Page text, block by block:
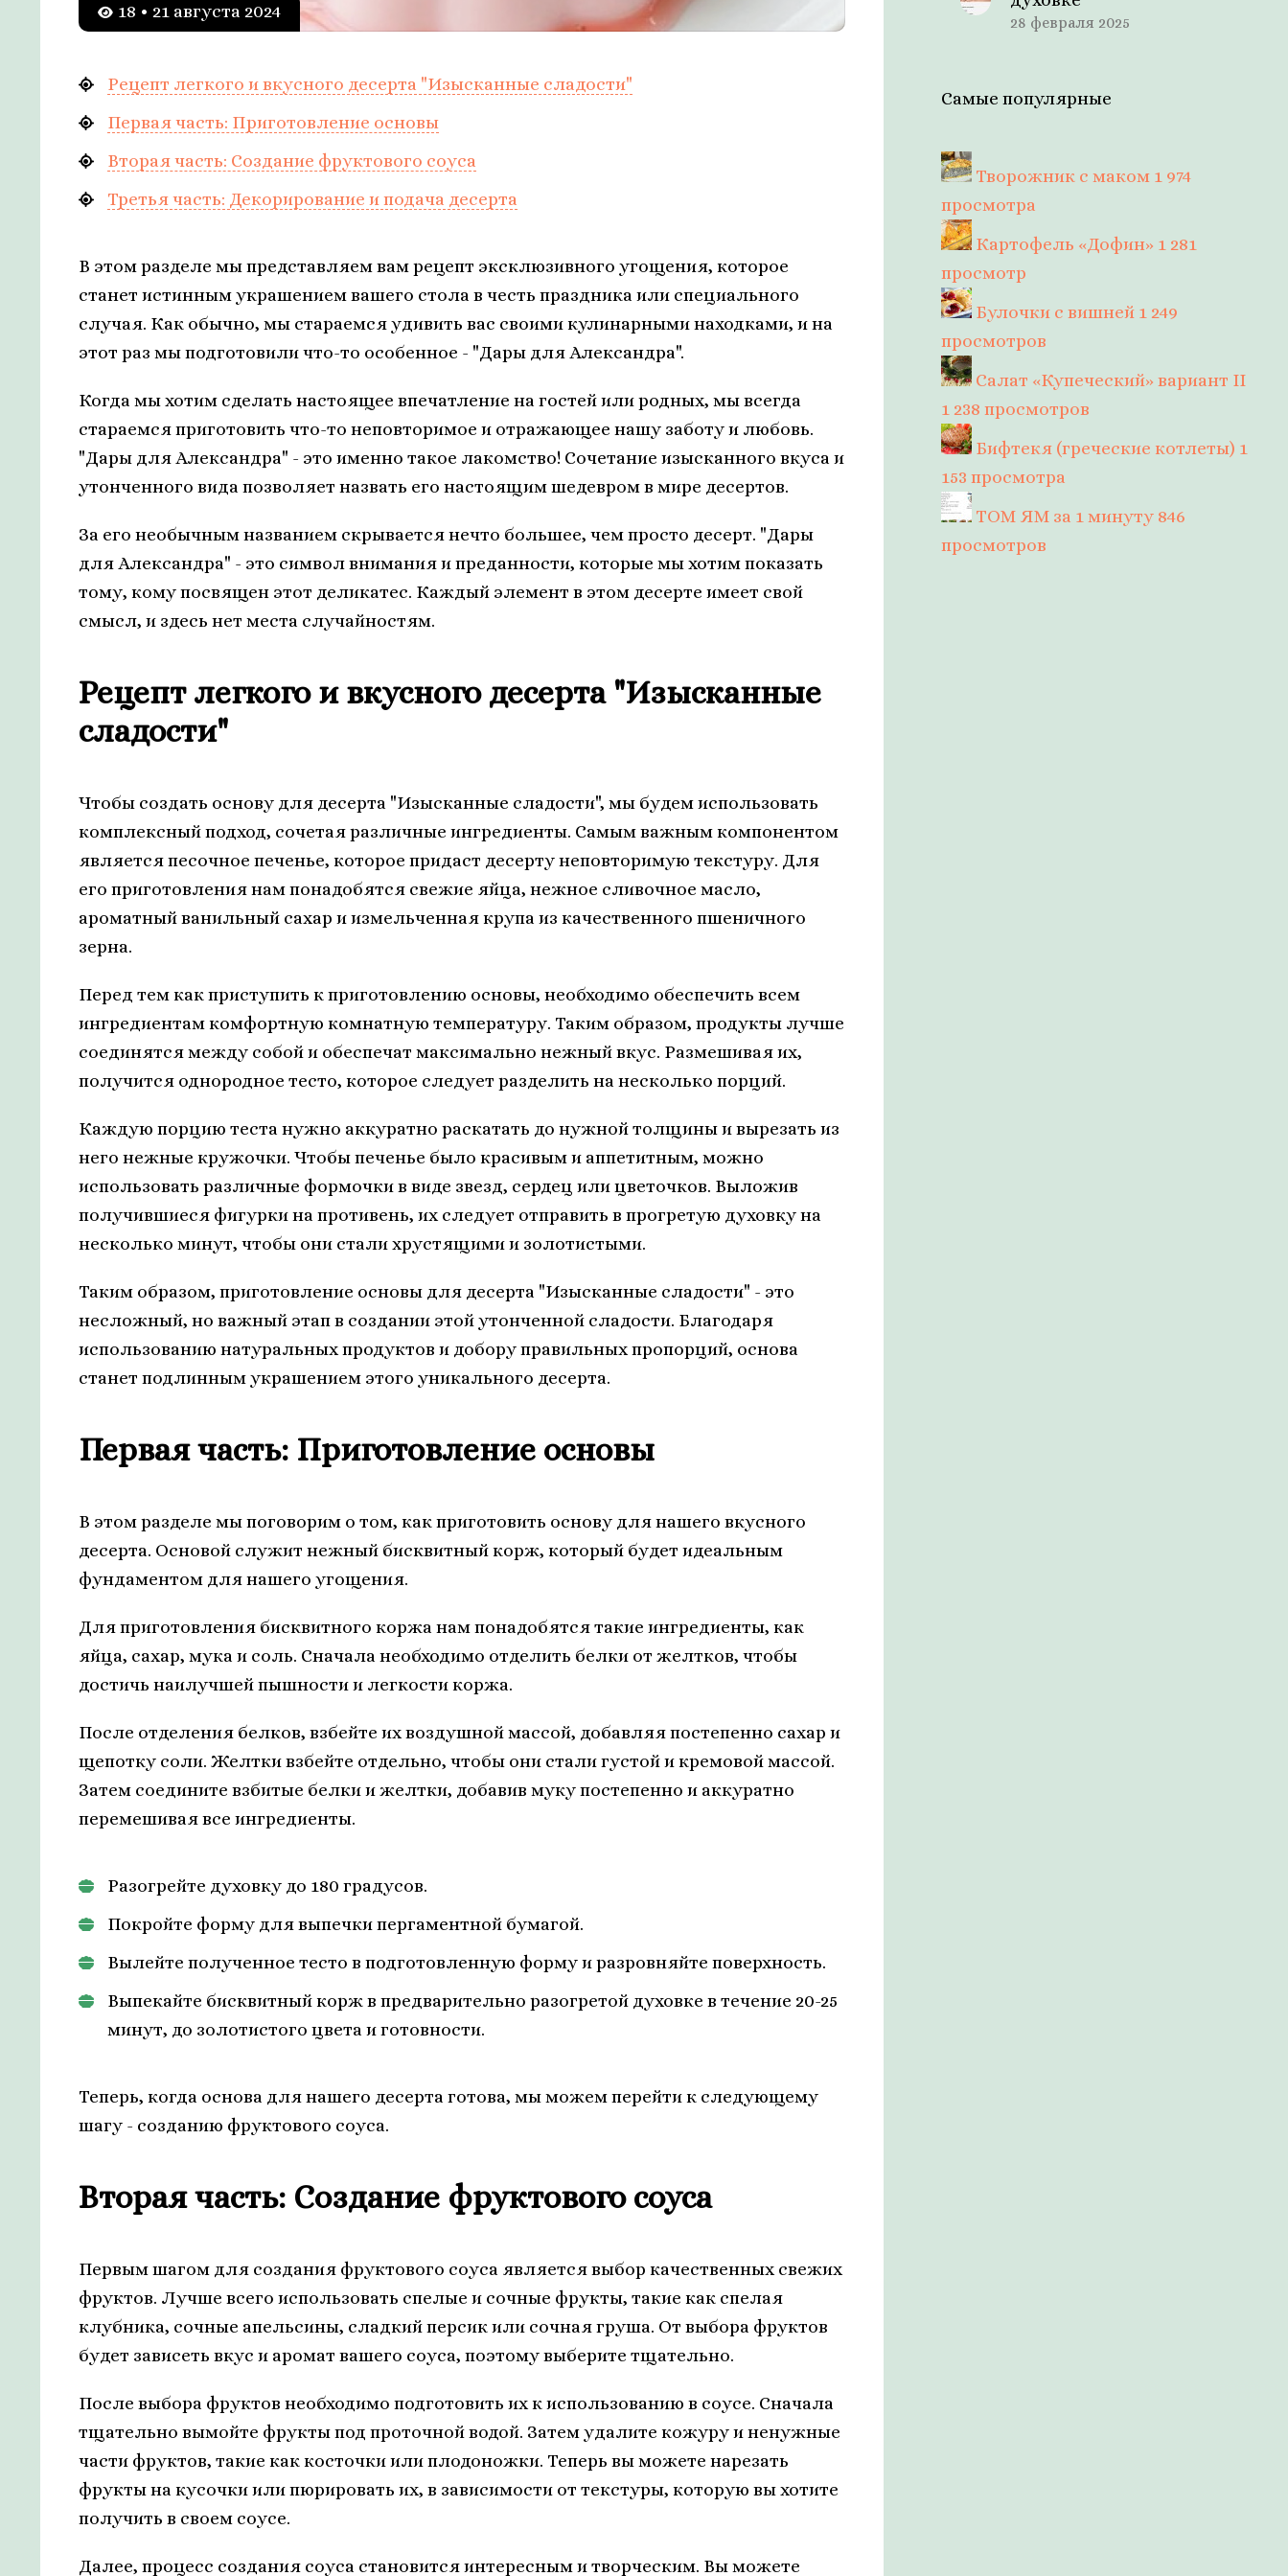
18 • 21 августа 2024
Рецепт легкого и вкусного десерта "Изысканные сладости"
Первая часть: Приготовление основы
Вторая часть: Создание фруктового соуса
Третья часть: Декорирование и подача десерта
В этом разделе мы представляем вам рецепт эксклюзивного угощения, которое
станет истинным украшением вашего стола в честь праздника или специального
случая. Как обычно, мы стараемся удивить вас своими кулинарными находками, и на
этот раз мы подготовили что-то особенное - "Дары для Александра".
Когда мы хотим сделать настоящее впечатление на гостей или родных, мы всегда
стараемся приготовить что-то неповторимое и отражающее нашу заботу и любовь.
"Дары для Александра" - это именно такое лакомство! Сочетание изысканного вкуса и
утонченного вида позволяет назвать его настоящим шедевром в мире десертов.
За его необычным названием скрывается нечто большее, чем просто десерт. "Дары
для Александра" - это символ внимания и преданности, которые мы хотим показать
тому, кому посвящен этот деликатес. Каждый элемент в этом десерте имеет свой
смысл, и здесь нет места случайностям.
Рецепт легкого и вкусного десерта "Изысканные
сладости"
Чтобы создать основу для десерта "Изысканные сладости", мы будем использовать
комплексный подход, сочетая различные ингредиенты. Самым важным компонентом
является песочное печенье, которое придаст десерту неповторимую текстуру. Для
его приготовления нам понадобятся свежие яйца, нежное сливочное масло,
ароматный ванильный сахар и измельченная крупа из качественного пшеничного
зерна.
Перед тем как приступить к приготовлению основы, необходимо обеспечить всем
ингредиентам комфортную комнатную температуру. Таким образом, продукты лучше
соединятся между собой и обеспечат максимально нежный вкус. Размешивая их,
получится однородное тесто, которое следует разделить на несколько порций.
Каждую порцию теста нужно аккуратно раскатать до нужной толщины и вырезать из
него нежные кружочки. Чтобы печенье было красивым и аппетитным, можно
использовать различные формочки в виде звезд, сердец или цветочков. Выложив
получившиеся фигурки на противень, их следует отправить в прогретую духовку на
несколько минут, чтобы они стали хрустящими и золотистыми.
Таким образом, приготовление основы для десерта "Изысканные сладости" - это
несложный, но важный этап в создании этой утонченной сладости. Благодаря
использованию натуральных продуктов и добору правильных пропорций, основа
станет подлинным украшением этого уникального десерта.
Первая часть: Приготовление основы
В этом разделе мы поговорим о том, как приготовить основу для нашего вкусного
десерта. Основой служит нежный бисквитный корж, который будет идеальным
фундаментом для нашего угощения.
Для приготовления бисквитного коржа нам понадобятся такие ингредиенты, как
яйца, сахар, мука и соль. Сначала необходимо отделить белки от желтков, чтобы
достичь наилучшей пышности и легкости коржа.
После отделения белков, взбейте их воздушной массой, добавляя постепенно сахар и
щепотку соли. Желтки взбейте отдельно, чтобы они стали густой и кремовой массой.
Затем соедините взбитые белки и желтки, добавив муку постепенно и аккуратно
перемешивая все ингредиенты.
Разогрейте духовку до 180 градусов.
Покройте форму для выпечки пергаментной бумагой.
Вылейте полученное тесто в подготовленную форму и разровняйте поверхность.
Выпекайте бисквитный корж в предварительно разогретой духовке в течение 20-25
минут, до золотистого цвета и готовности.
Теперь, когда основа для нашего десерта готова, мы можем перейти к следующему
шагу - созданию фруктового соуса.
Вторая часть: Создание фруктового соуса
Первым шагом для создания фруктового соуса является выбор качественных свежих
фруктов. Лучше всего использовать спелые и сочные фрукты, такие как спелая
клубника, сочные апельсины, сладкий персик или сочная груша. От выбора фруктов
будет зависеть вкус и аромат вашего соуса, поэтому выберите тщательно.
После выбора фруктов необходимо подготовить их к использованию в соусе. Сначала
тщательно вымойте фрукты под проточной водой. Затем удалите кожуру и ненужные
части фруктов, такие как косточки или плодоножки. Теперь вы можете нарезать
фрукты на кусочки или пюрировать их, в зависимости от текстуры, которую вы хотите
получить в своем соусе.
Далее, процесс создания соуса становится интересным и творческим. Вы можете
28 февраля 2025
Самые популярные
Творожник с маком 1 974
просмотра
Картофель «Дофин» 1 281
просмотр
Булочки с вишней 1 249
просмотров
Салат «Купеческий» вариант II
1 238 просмотров
Бифтекя (греческие котлеты) 1
153 просмотра
ТОМ ЯМ за 1 минуту 846
просмотров